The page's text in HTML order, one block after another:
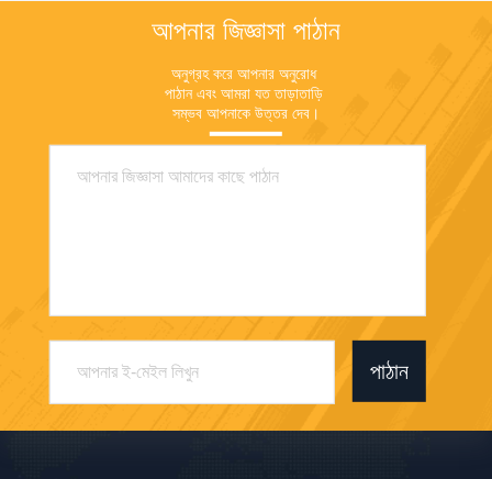
আপনার জিজ্ঞাসা পাঠান
অনুগ্রহ করে আপনার অনুরোধ
পাঠান এবং আমরা যত তাড়াতাড়ি
সম্ভব আপনাকে উত্তর দেব।
পাঠান